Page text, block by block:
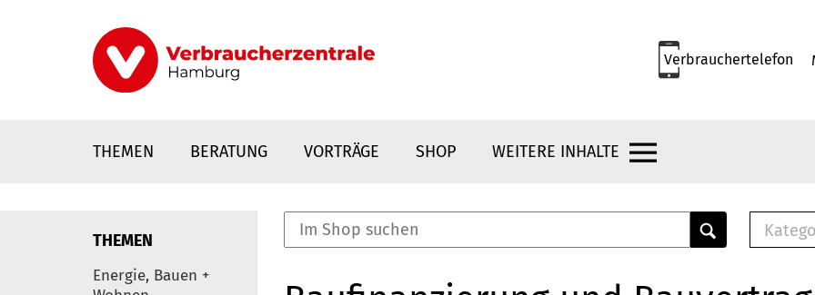
Verbrauchertelefon
THEMEN BERATUNG VORTRÄGE SHOP WEITERE INHALTE
THEMEN
Energie, Bauen +